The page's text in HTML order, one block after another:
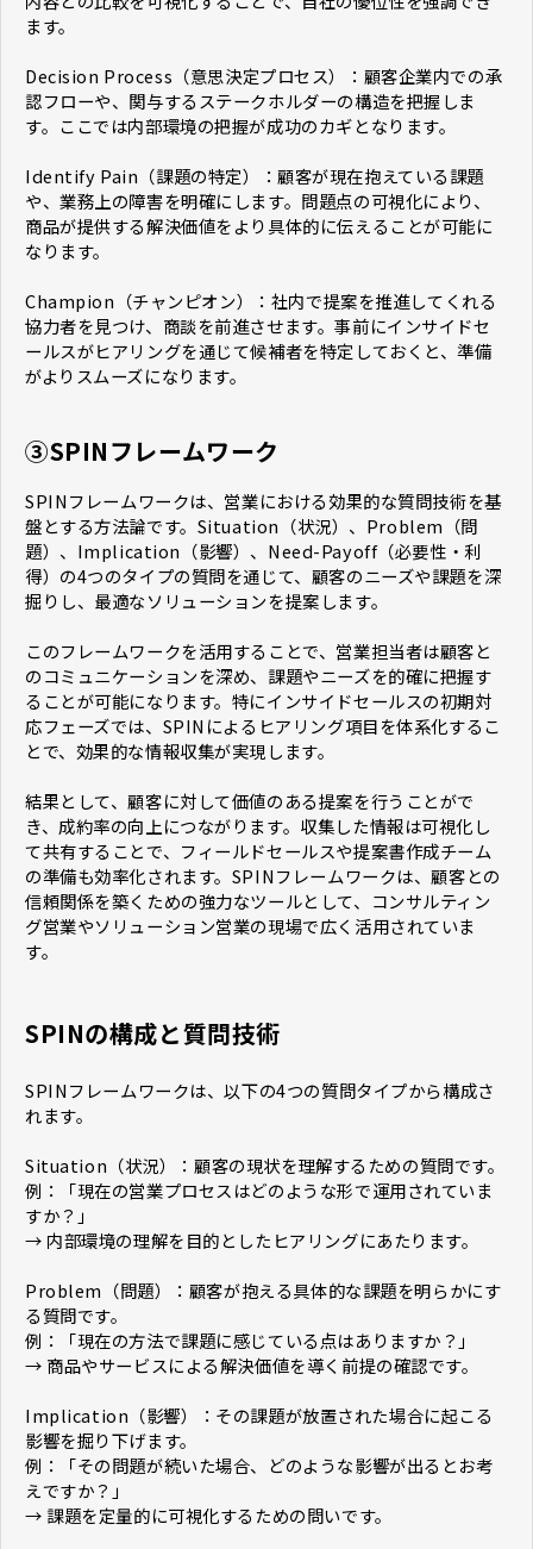
ます。
Decision Process（意思決定プロセス）：顧客企業内での承
認フローや、関与するステークホルダーの構造を把握しま
す。ここでは内部環境の把握が成功のカギとなります。
Identify Pain（課題の特定）：顧客が現在抱えている課題
や、業務上の障害を明確にします。問題点の可視化により、
商品が提供する解決価値をより具体的に伝えることが可能に
なります。
Champion（チャンピオン）：社内で提案を推進してくれる
協力者を見つけ、商談を前進させます。事前にインサイドセ
ールスがヒアリングを通じて候補者を特定しておくと、準備
がよりスムーズになります。
③SPINフレームワーク
SPINフレームワークは、営業における効果的な質問技術を基
盤とする方法論です。Situation（状況）、Problem（問
題）、Implication（影響）、Need-Payoff（必要性・利
得）の4つのタイプの質問を通じて、顧客のニーズや課題を深
掘りし、最適なソリューションを提案します。
このフレームワークを活用することで、営業担当者は顧客と
のコミュニケーションを深め、課題やニーズを的確に把握す
ることが可能になります。特にインサイドセールスの初期対
応フェーズでは、SPINによるヒアリング項目を体系化するこ
とで、効果的な情報収集が実現します。
結果として、顧客に対して価値のある提案を行うことがで
き、成約率の向上につながります。収集した情報は可視化し
て共有することで、フィールドセールスや提案書作成チーム
の準備も効率化されます。SPINフレームワークは、顧客との
信頼関係を築くための強力なツールとして、コンサルティン
グ営業やソリューション営業の現場で広く活用されていま
す。
SPINの構成と質問技術
SPINフレームワークは、以下の4つの質問タイプから構成さ
れます。
Situation（状況）：顧客の現状を理解するための質問です。
例：「現在の営業プロセスはどのような形で運用されていま
すか？」
→ 内部環境の理解を目的としたヒアリングにあたります。
Problem（問題）：顧客が抱える具体的な課題を明らかにす
る質問です。
例：「現在の方法で課題に感じている点はありますか？」
→ 商品やサービスによる解決価値を導く前提の確認です。
Implication（影響）：その課題が放置された場合に起こる
影響を掘り下げます。
例：「その問題が続いた場合、どのような影響が出るとお考
えですか？」
→ 課題を定量的に可視化するための問いです。